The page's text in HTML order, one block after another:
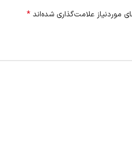
موردنیاز علامت‌گذاری شده‌اند *